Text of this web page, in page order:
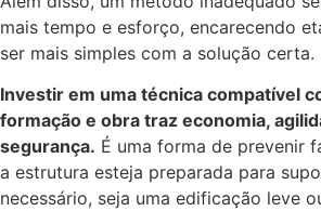
mais tempo e esforço, encarecendo
ser mais simples com a solução certa.
Investir em uma técnica compatível
formação e obra traz economia,
segurança. É uma forma de prevenir
a estrutura esteja preparada para
necessário, seja uma edificação leve